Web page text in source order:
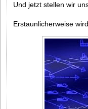
Und jetzt stellen wir
Erstaunlicherweise